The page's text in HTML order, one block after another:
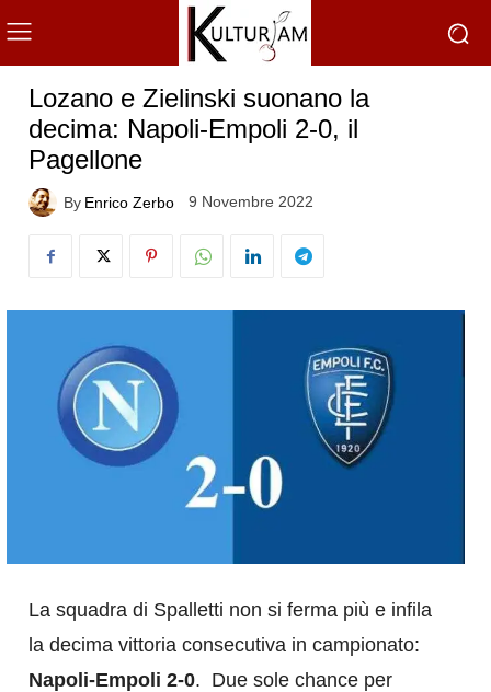
Lozano e Zielinski suonano la
decima: Napoli-Empoli 2-0, il
Pagellone
By Enrico Zerbo 9 Novembre 2022
La squadra di Spalletti non si ferma più e infila
la decima vittoria consecutiva in campionato:
Napoli-Empoli 2-0. Due sole chance per